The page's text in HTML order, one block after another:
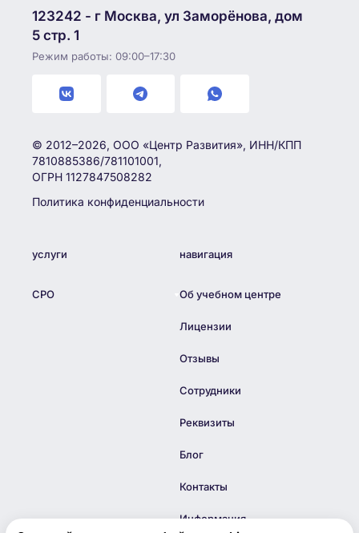
123242 - г Москва, ул Заморёнова, дом
5 стр. 1
Режим работы: 09:00–17:30
© 2012–2026, ООО «Центр Развития», ИНН/КПП
7810885386/781101001,
ОГРН 1127847508282
Политика конфиденциальности
услуги
СРО
навигация
Об учебном центре
Лицензии
Отзывы
Сотрудники
Реквизиты
Блог
Контакты
Информация